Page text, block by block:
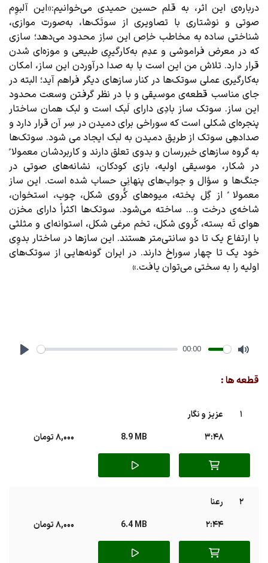
درباره‌ی این اثر، به قلم حسین حمیدی می‌خوانیم:«این آلبوِم
صوتی و نوشتاری با تصاویری از سوتَک‌ها، به‌صورت موازی،
شناختی ساده به مخاطب خاِص این ساِز محدود می‌دهد؛ سازی
که در معرض فراموشی و عدِم به‌کارگیرِی طبیعی و موزه‌ای شدن
قرار دارد. تلاش من این است با به صدا درآوردن این ساز، امکان
به‌کارگیری عملی سوتک‌ها در کنار سازهای دیگر فراهم آید؛ البته در
جای مناسب قطعه‌ی موسیقی و با در نظر گرفتن وسعت محدود
این ساز. سوتک ساز بادِی دارای لَبک است و لبک همان ساختار
پنجره‌ای شکلی است که سوراخی برای دمیدن در سِر آن قرار دارد و
صدادهِی سوتک از طریق دمیدن به لبک ایجاد می شود. سوتک‌ها
به گروه سازهای خبررسان و بدوی تعلق دارند و کاربردشان معمولا ً
در شکار، موسیقی اولیه، بازی کودکان، نشانه‌های صوتی در
جنگ‌ها و سؤال و جواب‌های پنهانِی حساب شده است. این ساز
معمولا ً از گِل پخته، میوه‌های کَُروی شکل، چوب، استخوان،
شاخه‌ی درخت و... ساخته می‌شود. سوتک‌ها اکثراً دارای مخزن
هوای تَه بسته، کُروی شکل، تخم مرغی شکل، استوانه‌ای و مثلثی
با ارتفاع یک تا دو سانتی‌متر هستند. این سازها در ساختار بدوِی
خود یک تا چهار سوراخ دارند. در ایران گونه‌هایی از سوتک‌های
اولیه را به سختی می‌توان یافت.»
00:00
قطعه ها :
1
عزیز و نگار
3:48
8.9 MB 8,000 تومان
2
رعنا
2:44
6.4 MB 8,000 تومان